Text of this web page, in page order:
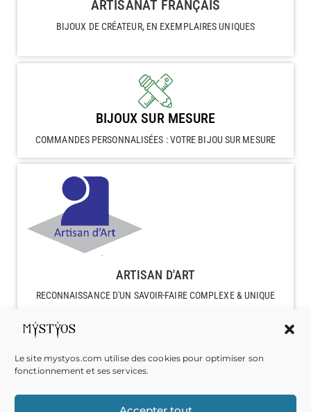
Le site mystyos.com utilise des cookies pour optimiser son
fonctionnement et ses services.
ARTISANAT FRANÇAIS
BIJOUX DE CRÉATEUR, EN EXEMPLAIRES UNIQUES
BIJOUX SUR MESURE
COMMANDES PERSONNALISÉES : VOTRE BIJOU SUR MESURE
ARTISAN D'ART
RECONNAISSANCE D'UN SAVOIR-FAIRE COMPLEXE & UNIQUE
PAIEMENT PAR CARTE BANCAIRE, ENTIÈREMENT SÉCURISÉ